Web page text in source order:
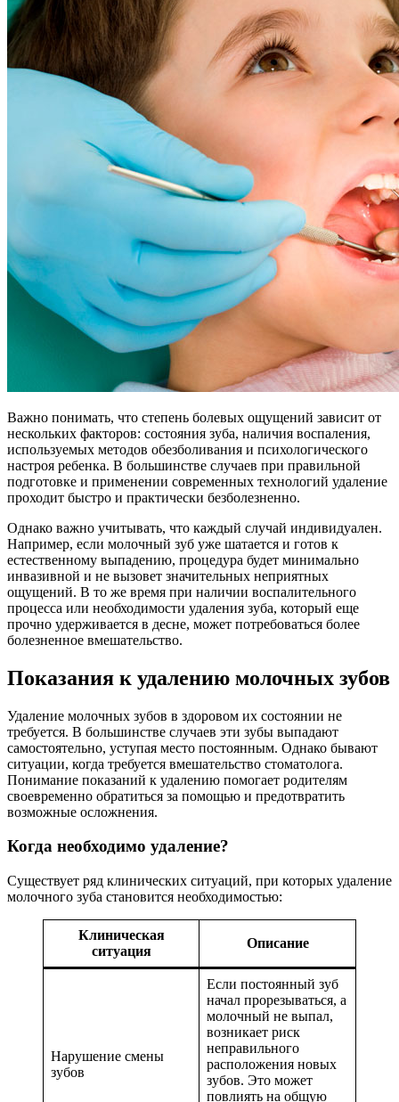
Важно понимать, что степень болевых ощущений зависит от
нескольких факторов: состояния зуба, наличия воспаления,
используемых методов обезболивания и психологического
настроя ребенка. В большинстве случаев при правильной
подготовке и применении современных технологий удаление
проходит быстро и практически безболезненно.
Однако важно учитывать, что каждый случай индивидуален.
Например, если молочный зуб уже шатается и готов к
естественному выпадению, процедура будет минимально
инвазивной и не вызовет значительных неприятных
ощущений. В то же время при наличии воспалительного
процесса или необходимости удаления зуба, который еще
прочно удерживается в десне, может потребоваться более
болезненное вмешательство.
Показания к удалению молочных зубов
Удаление молочных зубов в здоровом их состоянии не
требуется. В большинстве случаев эти зубы выпадают
самостоятельно, уступая место постоянным. Однако бывают
ситуации, когда требуется вмешательство стоматолога.
Понимание показаний к удалению помогает родителям
своевременно обратиться за помощью и предотвратить
возможные осложнения.
Когда необходимо удаление?
Существует ряд клинических ситуаций, при которых удаление
молочного зуба становится необходимостью:
Клиническая
ситуация
Описание
Нарушение смены
зубов
Если постоянный зуб
начал прорезываться, а
молочный не выпал,
возникает риск
неправильного
расположения новых
зубов. Это может
повлиять на общую